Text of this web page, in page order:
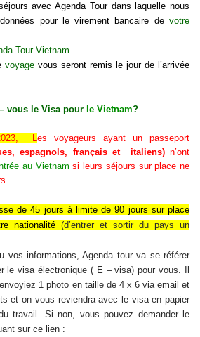
avec Agenda Tour dans laquelle nous
pour le virement bancaire de votre
Tour Vietnam
voyage vous seront remis le jour de l’arrivée
vous le Visa pour le Vietnam?
Les voyageurs ayant un passeport
espagnols, français et italiens)n’ont
au Vietnam si leurs séjours sur place ne
de 45 jours à limite de 90 jours sur place
nationalité (d’entrer et sortir du pays un
vos informations, Agenda tour va se référer
le visa électronique ( E – visa) pour vous. Il
1 photo en taille de 4 x 6 via email et
et on vous reviendra avec le visa en papier
travail. Si non, vous pouvez demander le
sur ce lien :